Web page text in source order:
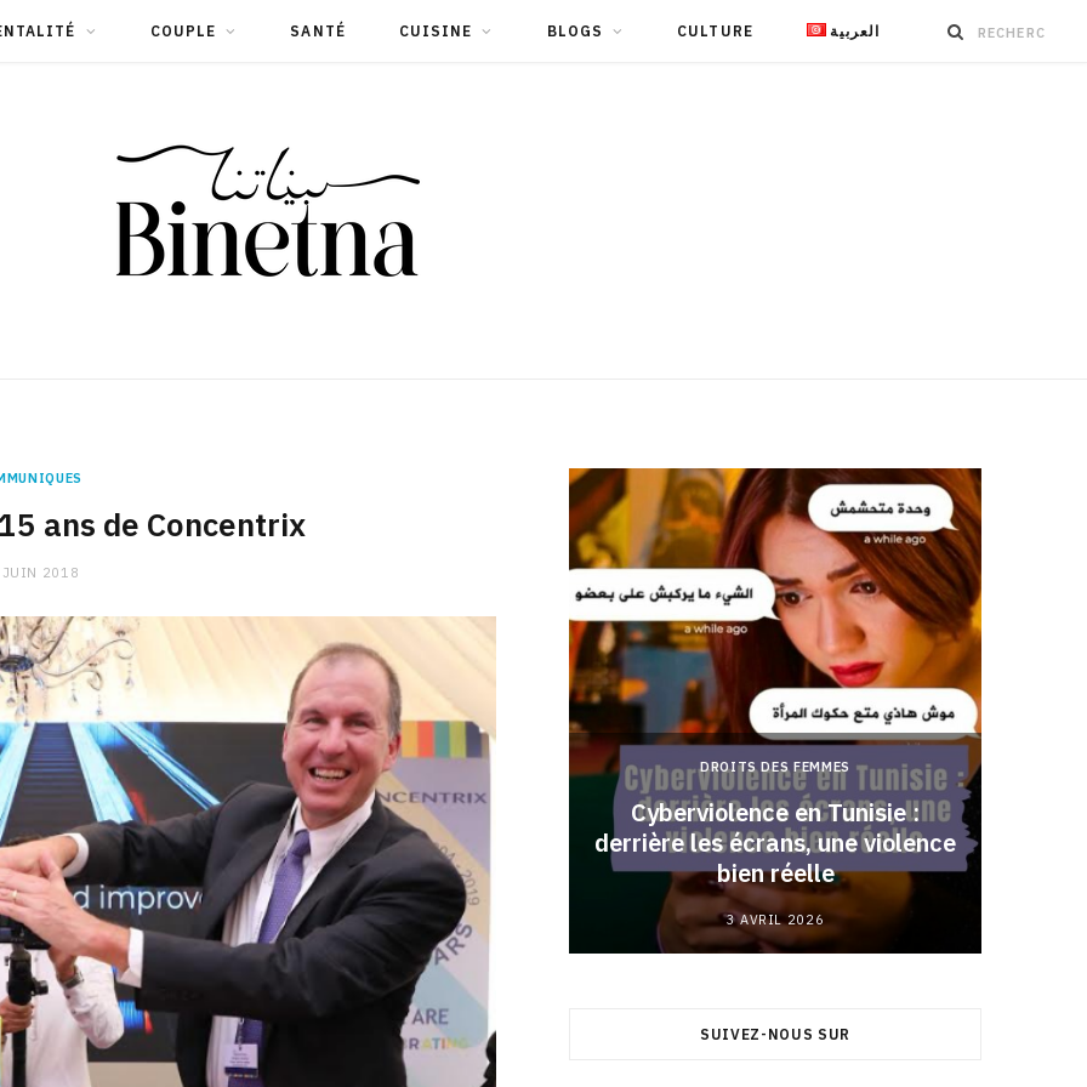
COUPLE SANTÉ CUISINE BLOGS CULTURE العربية
ans de Concentrix
2018
CHARGE MENTALE
Stress après le travail :
comment relâcher la pression
9 JANVIER 2026
DROITS DES FEMMES
Cyberviolence en Tunisie :
derrière les écrans, une violence
bien réelle
3 AVRIL 2026
SUIVEZ-NOUS SUR